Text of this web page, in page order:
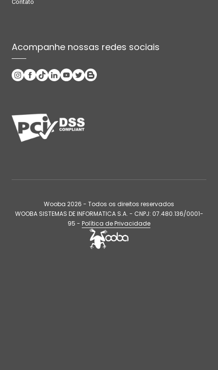
Contato
Acompanhe nossas redes sociais
Wooba 2026 - Todos os direitos reservados
WOOBA SISTEMAS DE INFORMATICA S.A. - CNPJ: 07.480.136/0001-
95 - Política de Privacidade